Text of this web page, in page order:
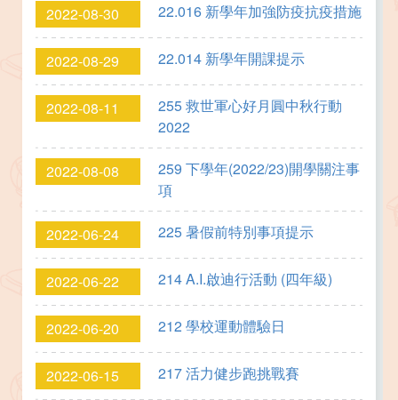
2022-08-30 22.016 新學年加強防疫抗疫措施
2022-08-29 22.014 新學年開課提示
2022-08-11
255 救世軍心好月圓中秋行動
2022
2022-08-08
259 下學年(2022/23)開學關注事
項
2022-06-24 225 暑假前特別事項提示
2022-06-22 214 A.I.啟迪行活動 (四年級)
2022-06-20 212 學校運動體驗日
2022-06-15 217 活力健步跑挑戰賽